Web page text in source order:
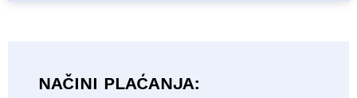
NAČINI PLAĆANJA: